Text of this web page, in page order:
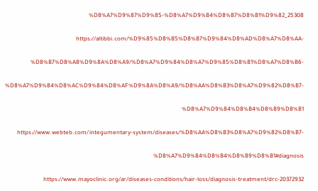
%D8%A7%D9%87%D9%85-%D8%A7%D9%84%D8%B7%D8%B1%D9%82_25308
https://altibbi.com/%D9%85%D8%B5%D8%B7%D9%84%D8%AD%D8%A7%D8%AA-
%D8%B7%D8%A8%D9%8A%D8%A9/%D8%A7%D9%84%D8%A7%D9%85%D8%B1%D8%A7%D8%B6-
%D8%A7%D9%84%D8%AC%D9%84%D8%AF%D9%8A%D8%A9/%D8%AA%D8%B3%D8%A7%D9%82%D8%B7-
%D8%A7%D9%84%D8%B4%D8%B9%D8%B1
https://www.webteb.com/integumentary-system/diseases/%D8%AA%D8%B3%D8%A7%D9%82%D8%B7-
%D8%A7%D9%84%D8%B4%D8%B9%D8%B1#diagnosis
https://www.mayoclinic.org/ar/diseases-conditions/hair-loss/diagnosis-treatment/drc-20372932